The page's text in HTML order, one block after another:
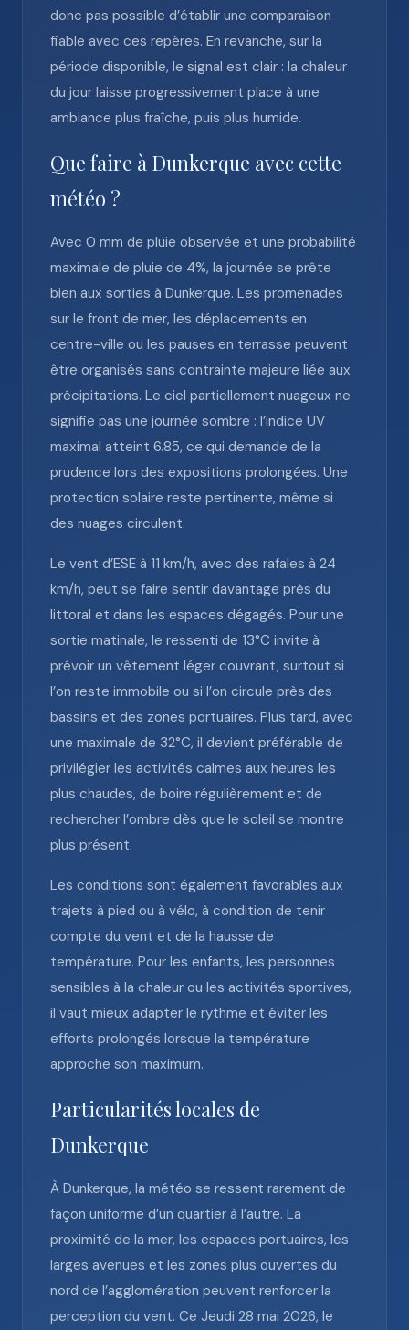
donc pas possible d’établir une comparaison
fiable avec ces repères. En revanche, sur la
période disponible, le signal est clair : la chaleur
du jour laisse progressivement place à une
ambiance plus fraîche, puis plus humide.
Que faire à Dunkerque avec cette
météo ?
Avec 0 mm de pluie observée et une probabilité
maximale de pluie de 4%, la journée se prête
bien aux sorties à Dunkerque. Les promenades
sur le front de mer, les déplacements en
centre-ville ou les pauses en terrasse peuvent
être organisés sans contrainte majeure liée aux
précipitations. Le ciel partiellement nuageux ne
signifie pas une journée sombre : l’indice UV
maximal atteint 6.85, ce qui demande de la
prudence lors des expositions prolongées. Une
protection solaire reste pertinente, même si
des nuages circulent.
Le vent d’ESE à 11 km/h, avec des rafales à 24
km/h, peut se faire sentir davantage près du
littoral et dans les espaces dégagés. Pour une
sortie matinale, le ressenti de 13°C invite à
prévoir un vêtement léger couvrant, surtout si
l’on reste immobile ou si l’on circule près des
bassins et des zones portuaires. Plus tard, avec
une maximale de 32°C, il devient préférable de
privilégier les activités calmes aux heures les
plus chaudes, de boire régulièrement et de
rechercher l’ombre dès que le soleil se montre
plus présent.
Les conditions sont également favorables aux
trajets à pied ou à vélo, à condition de tenir
compte du vent et de la hausse de
température. Pour les enfants, les personnes
sensibles à la chaleur ou les activités sportives,
il vaut mieux adapter le rythme et éviter les
efforts prolongés lorsque la température
approche son maximum.
Particularités locales de
Dunkerque
À Dunkerque, la météo se ressent rarement de
façon uniforme d’un quartier à l’autre. La
proximité de la mer, les espaces portuaires, les
larges avenues et les zones plus ouvertes du
nord de l’agglomération peuvent renforcer la
perception du vent. Ce Jeudi 28 mai 2026, le